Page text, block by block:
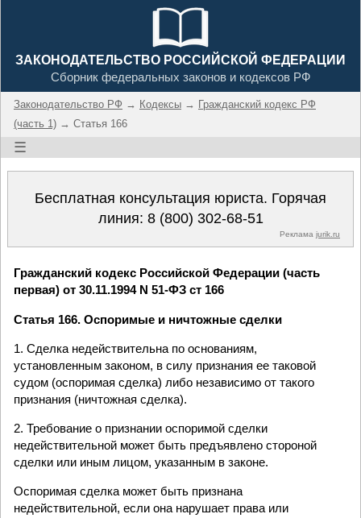
ЗАКОНОДАТЕЛЬСТВО РОССИЙСКОЙ ФЕДЕРАЦИИ
Сборник федеральных законов и кодексов РФ
Законодательство РФ → Кодексы → Гражданский кодекс РФ
(часть 1) → Статья 166
☰
Бесплатная консультация юриста. Горячая
линия: 8 (800) 302-68-51
Реклама jurik.ru
Гражданский кодекс Российской Федерации (часть
первая) от 30.11.1994 N 51-ФЗ ст 166
Статья 166. Оспоримые и ничтожные сделки
1. Сделка недействительна по основаниям,
установленным законом, в силу признания ее таковой
судом (оспоримая сделка) либо независимо от такого
признания (ничтожная сделка).
2. Требование о признании оспоримой сделки
недействительной может быть предъявлено стороной
сделки или иным лицом, указанным в законе.
Оспоримая сделка может быть признана
недействительной, если она нарушает права или